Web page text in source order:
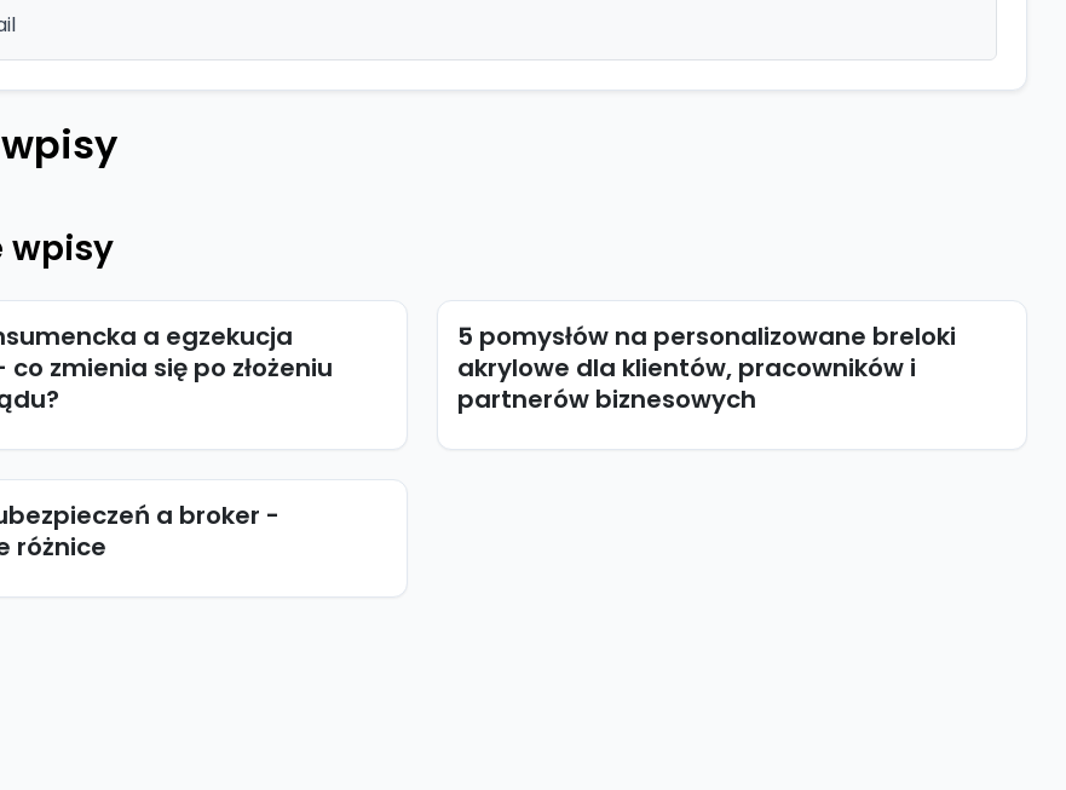
wpisy
a egzekucja
zmienia się po złożeniu
5 pomysłów na personalizowane breloki
akrylowe dla klientów, pracowników i
partnerów biznesowych
a broker -
różnice